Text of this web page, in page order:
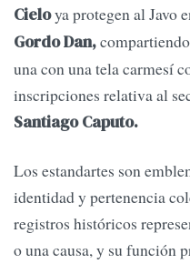
Cieloya protegen al Javo
Gordo Dan,
una con una tela carmesí
inscripciones relativa al
Santiago Caputo.
Los estandartes son
identidad y pertenencia
registros históricos
o una causa, y su función